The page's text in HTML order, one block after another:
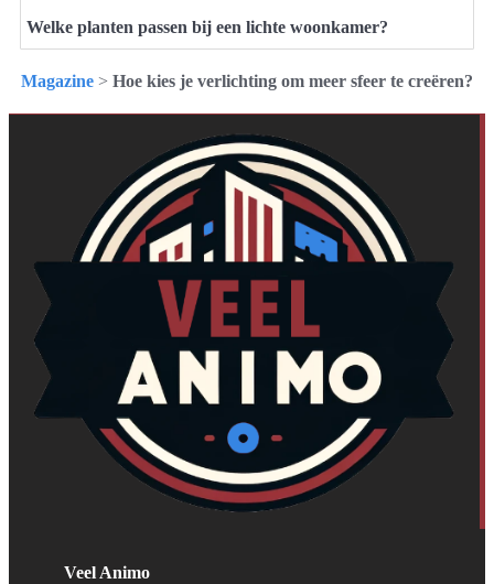
Welke planten passen bij een lichte woonkamer?
Magazine > Hoe kies je verlichting om meer sfeer te creëren?
Veel Animo